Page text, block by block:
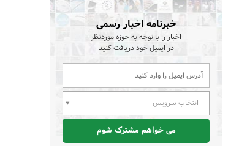
خبرنامه اخبار رسمی
اخبار را با توجه به حوزه موردنظر
در ایمیل خود دریافت کنید
انتخاب سرویس
می خواهم مشترک شوم